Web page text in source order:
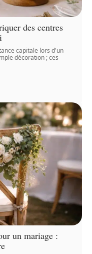
des centres
capitale lors d'un
décoration ; ces
un mariage :